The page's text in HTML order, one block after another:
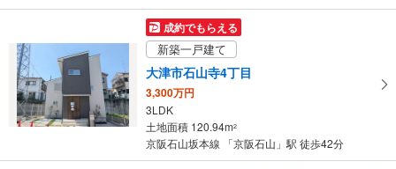
成約でもらえる
新築一戸建て
大津市石山寺4丁目
3,300万円
3LDK
土地面積 120.94m2
京阪石山坂本線 「京阪石山」駅 徒歩42分